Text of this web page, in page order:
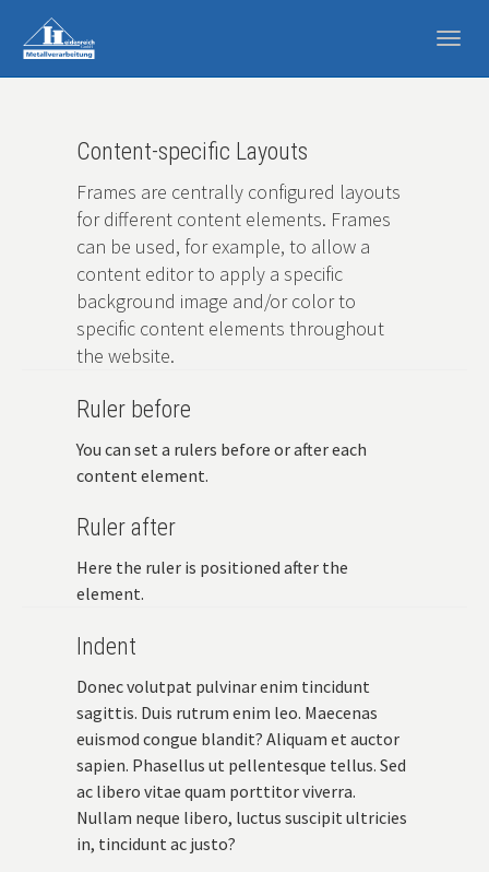
Content-specific Layouts
Frames are centrally configured layouts
for different content elements. Frames
can be used, for example, to allow a
content editor to apply a specific
background image and/or color to
specific content elements throughout
the website.
Ruler before
You can set a rulers before or after each
content element.
Ruler after
Here the ruler is positioned after the
element.
Indent
Donec volutpat pulvinar enim tincidunt
sagittis. Duis rutrum enim leo. Maecenas
euismod congue blandit? Aliquam et auctor
sapien. Phasellus ut pellentesque tellus. Sed
ac libero vitae quam porttitor viverra.
Nullam neque libero, luctus suscipit ultricies
in, tincidunt ac justo?